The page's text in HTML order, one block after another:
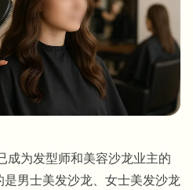
成为发型师和美容沙龙业主的
男士美发沙龙、女士美发沙龙